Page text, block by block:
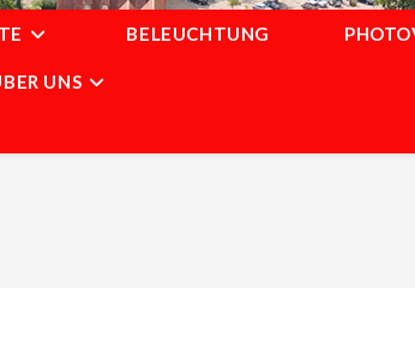
BELEUCHTUNG
UNS